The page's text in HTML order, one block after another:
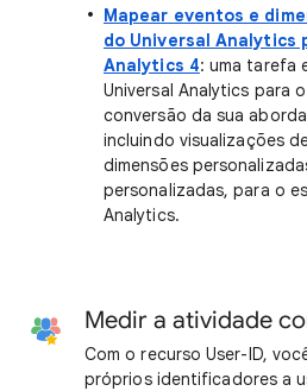
Mapear eventos e
do Universal Analytics
Analytics 4: uma tarefa
Universal Analytics para
conversão da sua
incluindo visualizações
dimensões
personalizadas, para o
Analytics.
Medir a atividade
Com o recurso User-ID,
próprios identificadores a